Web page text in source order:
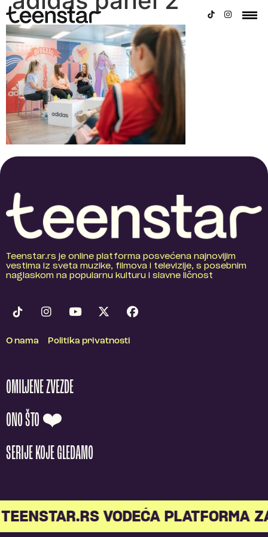
Teenstar.rs je online platforma posvećena najnovijim
vestima iz sveta muzike, filmova i televizije, s posebnim
naglaskom na popularnu kulturu i slavne ličnost
O nama Politika privatnosti
OMILJENE ZVEZDE
ONO ŠTO ❤️
SERIJE KOJE GLEDAMO
VODEĆA PLATFORMA